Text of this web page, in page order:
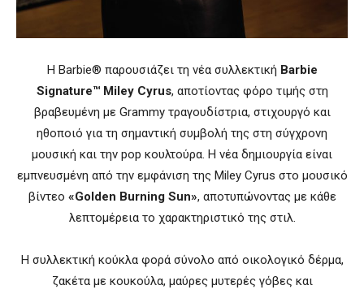
Η Barbie® παρουσιάζει τη νέα συλλεκτική Barbie
Signature™ Miley Cyrus, αποτίοντας φόρο τιμής στη
βραβευμένη με Grammy τραγουδίστρια, στιχουργό και
ηθοποιό για τη σημαντική συμβολή της στη σύγχρονη
μουσική και την pop κουλτούρα. Η νέα δημιουργία είναι
εμπνευσμένη από την εμφάνιση της Miley Cyrus στο μουσικό
βίντεο «Golden Burning Sun», αποτυπώνοντας με κάθε
λεπτομέρεια το χαρακτηριστικό της στιλ.
Η συλλεκτική κούκλα φορά σύνολο από οικολογικό δέρμα,
ζακέτα με κουκούλα, μαύρες μυτερές γόβες και